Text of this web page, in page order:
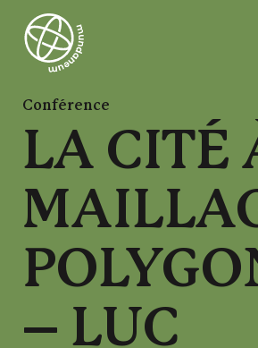
Skip to main content
Conférence
LA CITÉ
– LUC